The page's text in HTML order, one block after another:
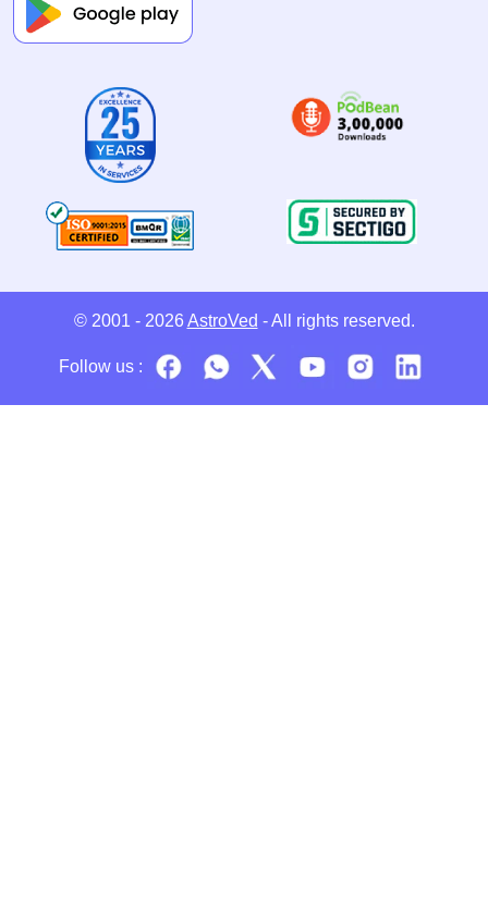
© 2001 - 2026 AstroVed - All rights reserved.
Follow us :